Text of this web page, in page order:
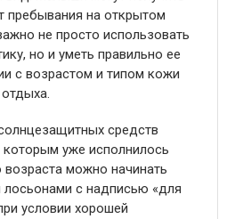
пребывания на открытом
не просто использовать
но и уметь правильно ее
с возрастом и типом кожи
средств
которым уже исполнилось
возраста можно начинать
лосьонами с надписью «для
условии хорошей